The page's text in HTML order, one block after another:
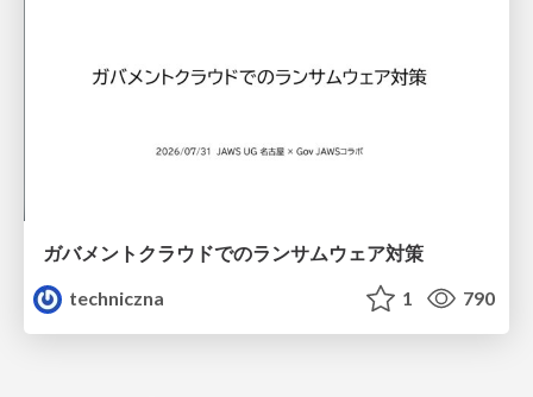
ガバメントクラウドでのランサムウェア対策
techniczna
1 790